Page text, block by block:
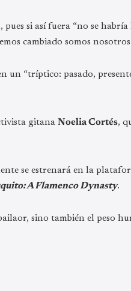
si así fuera “no se habría
cambiado somos
un “tríptico: pasado,
gitana Noelia Cortés,
se estrenará en la
A Flamenco Dynasty.
sino también el peso